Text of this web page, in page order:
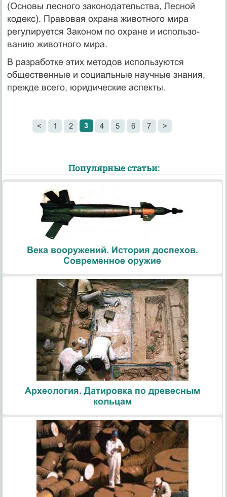
(Основы лесного законодательства, Лесной
кодекс). Правовая охрана животного мира
регулируется Законом по охране и использо­
ванию животного мира.
В разработке этих методов используются
общественные и социальные научные знания,
прежде всего, юридические аспекты.
< 1 2 3 4 5 6 7 >
Популярные статьи:
Века вооружений. История доспехов.
Современное оружие
Археология. Датировка по древесным
кольцам